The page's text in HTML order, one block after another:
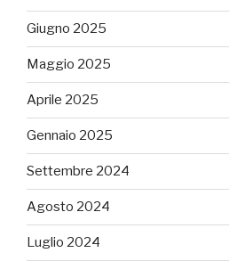
Giugno 2025
Maggio 2025
Aprile 2025
Gennaio 2025
Settembre 2024
Agosto 2024
Luglio 2024